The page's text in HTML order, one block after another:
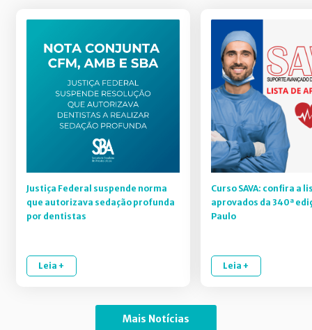
Justiça Federal suspende norma
que autorizava sedação profunda
por dentistas
Leia +
Curso SAVA: confira a
aprovados da 340ª
Paulo
Leia +
Mais Notícias